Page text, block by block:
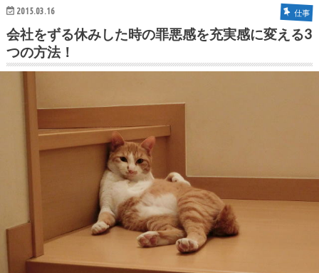
2015.03.16 仕事
会社をずる休みした時の罪悪感を充実感に変える3
つの方法！